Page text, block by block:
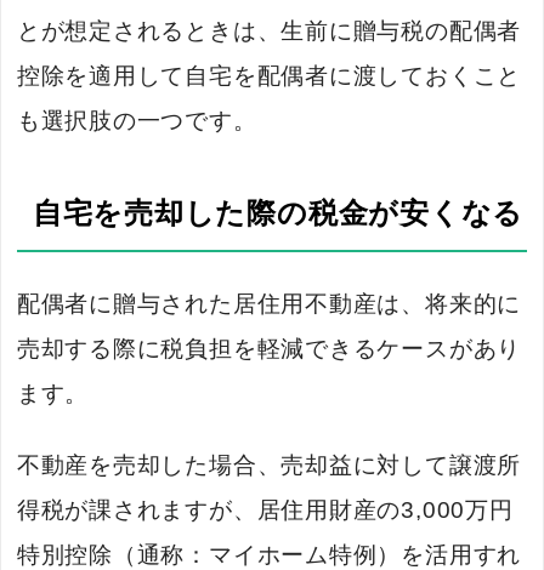
とが想定されるときは、生前に贈与税の配偶者
控除を適用して自宅を配偶者に渡しておくこと
も選択肢の一つです。
自宅を売却した際の税金が安くなる
配偶者に贈与された居住用不動産は、将来的に
売却する際に税負担を軽減できるケースがあり
ます。
不動産を売却した場合、売却益に対して譲渡所
得税が課されますが、居住用財産の3,000万円
特別控除（通称：マイホーム特例）を活用すれ